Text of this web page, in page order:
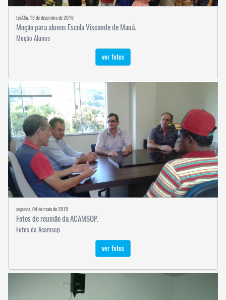
terÃ§a, 13 de dezembro de 2016
Moção para alunos Escola Visconde de Mauá.
Moção Alunos
ver fotos
segunda, 04 de maio de 2015
Fotos de reunião da ACAMSOP.
Fotos da Acamsop
ver fotos